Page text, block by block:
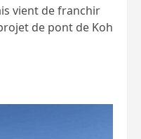
vient de franchir
de pont de Koh